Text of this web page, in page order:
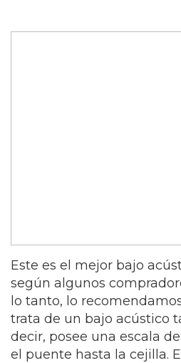
Este es el mejor bajo
según algunos
lo tanto, lo
trata de un bajo acústico
decir, posee una escala
el puente hasta la cejilla.